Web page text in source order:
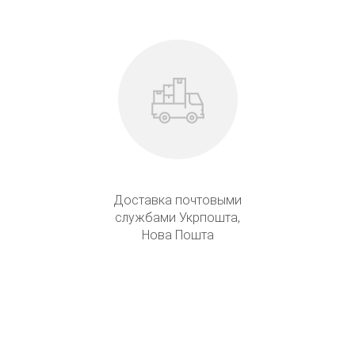
Доставка почтовыми
службами Укрпошта,
Нова Пошта